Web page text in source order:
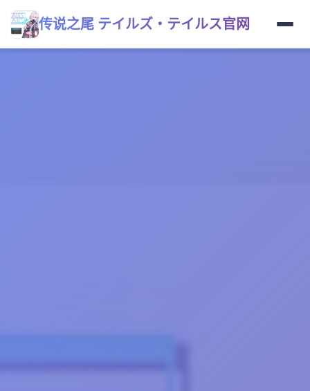
传说之尾 テイルズ・テイルス官网